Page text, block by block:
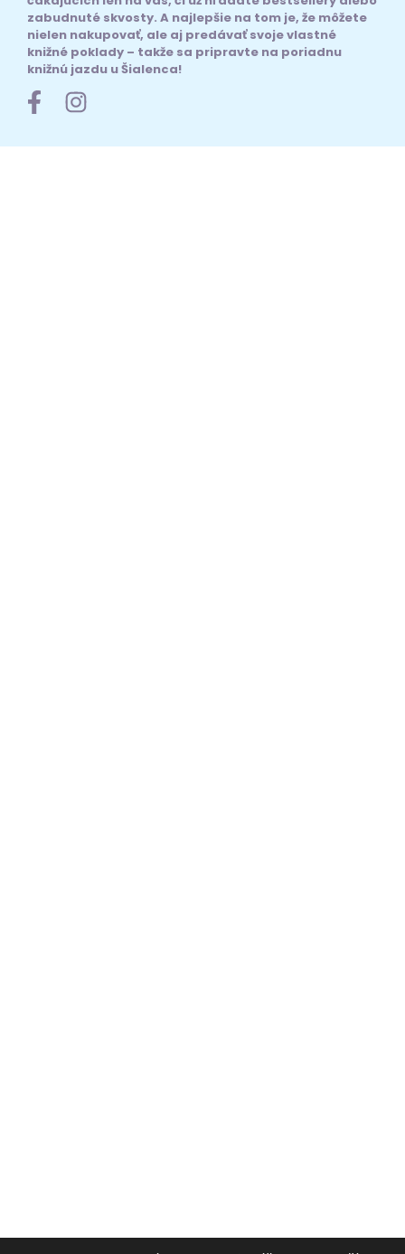
zabudnuté skvosty. A najlepšie na tom je, že môžete
nielen nakupovať, ale aj predávať svoje vlastné
knižné poklady – takže sa pripravte na poriadnu
knižnú jazdu u Šialenca!